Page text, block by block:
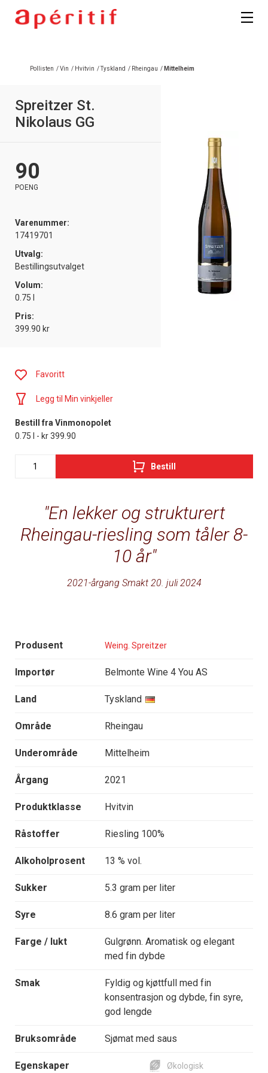
Pollisten /Vin / Hvitvin /Tyskland / Rheingau / Mittelheim
Spreitzer St.
Nikolaus GG
90
POENG
Varenummer:
17419701
Utvalg:
Bestillingsutvalget
Volum:
0.75 l
Pris:
399.90 kr
En lekker og strukturert
Rheingau-riesling som tåler 8-
10 år
2021-årgang Smakt 20. juli 2024
Produsent Weing. Spreitzer
Importør Belmonte Wine 4 You AS
Land Tyskland
Område Rheingau
Underområde Mittelheim
Årgang 2021
Produktklasse Hvitvin
Råstoffer Riesling 100%
Alkoholprosent 13 % vol.
Sukker 5.3 gram per liter
Syre 8.6 gram per liter
Farge / lukt
Gulgrønn. Aromatisk og elegant
med fin dybde
Smak
Fyldig og kjøttfull med fin
konsentrasjon og dybde, fin syre,
god lengde
Bruksområde Sjømat med saus
Egenskaper Økologisk
Favoritt
Legg til Min vinkjeller
Bestill fra Vinmonopolet
0.75 l - kr 399.90
Bestill